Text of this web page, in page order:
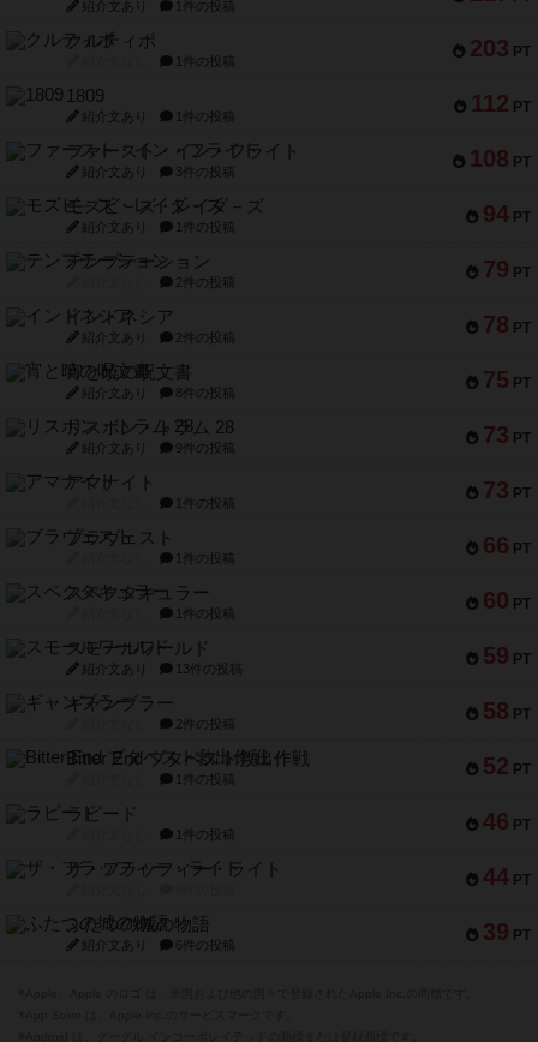
紹介文あり 1件の投稿
203 PT
クルティボ
1件の投稿
112 PT
1809
紹介文あり 1件の投稿
108 PT
ファースト・イン・フライト
紹介文あり 3件の投稿
94 PT
モズビ－ズ・レイダ－ズ
紹介文あり 1件の投稿
79 PT
テンプテーション
2件の投稿
78 PT
インドネシア
紹介文あり 2件の投稿
75 PT
宵と暁の呪文書
紹介文あり 8件の投稿
73 PT
リスボン・トラム 28
紹介文あり 9件の投稿
73 PT
アマナイト
1件の投稿
66 PT
ブラヴェスト
1件の投稿
60 PT
スペクタキュラー
1件の投稿
59 PT
スモールワールド
紹介文あり 13件の投稿
58 PT
ギャンブラー
2件の投稿
52 PT
Bitter End ブタペスト救出作戦
1件の投稿
46 PT
ラピード
1件の投稿
44 PT
ザ・フラッフィー・ライト
39 PT
ふたつの城の物語
紹介文あり 6件の投稿